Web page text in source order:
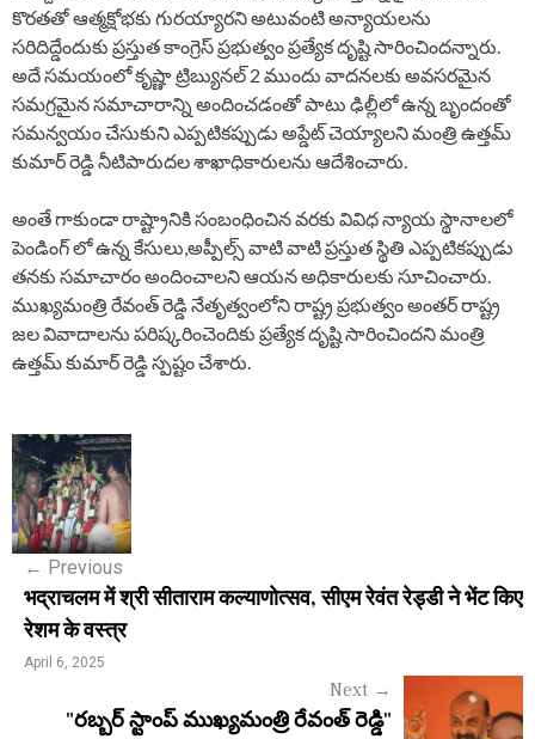
కొరతతో ఆత్మక్షోభకు గురయ్యారని అటువంటి అన్యాయలను
సరిదిద్డేందుకు ప్రస్తుత కాంగ్రెస్ ప్రభుత్వం ప్రత్యేక దృష్టి సారించిందన్నారు.
అదే సమయంలో కృష్ణా ట్రిబ్యునల్ 2 ముందు వాదనలకు అవసరమైన
సమగ్రమైన సమాచారాన్ని అందించడంతో పాటు ఢిల్లీలో ఉన్న బృందంతో
సమన్వయం చేసుకుని ఎప్పటికప్పుడు అప్డేట్ చెయ్యాలని మంత్రి ఉత్తమ్
కుమార్ రెడ్డి నీటిపారుదల శాఖాధికారులను ఆదేశించారు.
అంతే గాకుండా రాష్ట్రానికి సంబంధించిన వరకు వివిధ న్యాయ స్థానాలలో
పెండింగ్ లో ఉన్న కేసులు,అప్పీల్స్ వాటి వాటి ప్రస్తుత స్థితి ఎప్పటికప్పుడు
తనకు సమాచారం అందించాలని ఆయన అధికారులకు సూచించారు.
ముఖ్యమంత్రి రేవంత్ రెడ్డి నేతృత్వంలోని రాష్ట్ర ప్రభుత్వం అంతర్ రాష్ట్ర
జల వివాదాలను పరిష్కరించెందికు ప్రత్యేక దృష్టి సారించిందని మంత్రి
ఉత్తమ్ కుమార్ రెడ్డి స్పష్టం చేశారు.
P
o
s
n
a
← Previous
भद्राचलम में श्री सीताराम कल्याणोत्सव, सीएम रेवंत रेड्डी ने भेंट किए
रेशम के वस्त्र
April 6, 2025
Next →
"రబ్బర్ స్టాంప్ ముఖ్యమంత్రి రేవంత్ రెడ్డి"